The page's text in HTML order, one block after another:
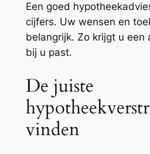
Een goed
cijfers. Uw wensen en
belangrijk. Zo krijgt u
bij u past.
De juiste
vinden